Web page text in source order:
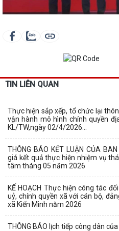
TIN LIÊN QUAN
Thực hiện sắp xếp, tổ chức lại
vận hành mô hình chính quyền
KL/TW,ngày 02/4/2026...
THÔNG BÁO KẾT LUẬN CỦA
giá kết quả thực hiện nhiệm vụ
tâm tháng 05 năm 2026
KẾ HOẠCH Thực hiện công tác
uỷ, chính quyền xã với cán bộ,
xã Kiến Minh năm 2026
THÔNG BÁO lịch tiếp công dân